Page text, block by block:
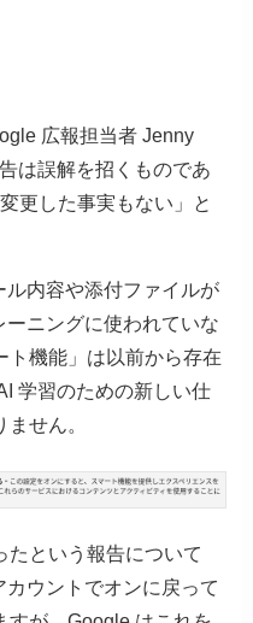
広報担当者 Jenny
は誤解を招くものであ
更した事実もない」と
内容や添付ファイルが
ニングに使われていな
ト機能」は以前から存在
学習のための新しい仕
せん。
たという報告について
ウントでオンに戻って